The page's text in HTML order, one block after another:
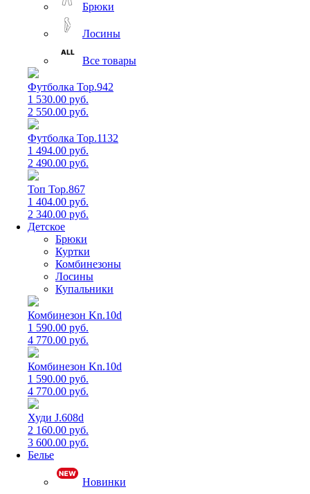
Брюки
Лосины
Все товары
Футболка Top.942
1 530.00 руб.
2 550.00 руб.
Футболка Top.1132
1 494.00 руб.
2 490.00 руб.
Топ Top.867
1 404.00 руб.
2 340.00 руб.
Детское
Брюки
Куртки
Комбинезоны
Лосины
Купальники
Комбинезон Kn.10d
1 590.00 руб.
4 770.00 руб.
Комбинезон Kn.10d
1 590.00 руб.
4 770.00 руб.
Худи J.608d
2 160.00 руб.
3 600.00 руб.
Белье
Новинки